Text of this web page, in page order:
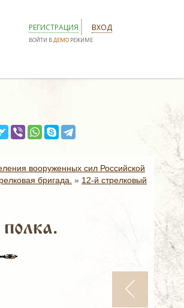
РЕГИСТРАЦИЯ ВХОД
ВОЙТИ ВДЕМО РЕЖИМЕ
вооруженных сил Российской
бригада. » 12-й стрелковый